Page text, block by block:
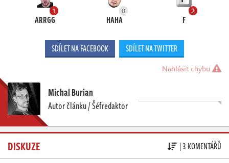
1
ARRGG
0
HAHA
2
F
SDÍLET NA FACEBOOK SDÍLET NA TWITTER
Nahlásit chybu
Michal Burian
Autor článku / Šéfredaktor
DISKUZE | 3 KOMENTÁŘŮ